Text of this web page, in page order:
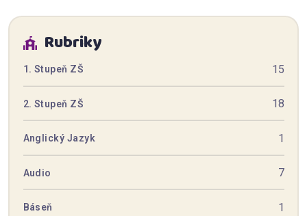
Rubriky
1. Stupeň ZŠ 15
2. Stupeň ZŠ 18
Anglický Jazyk 1
Audio 7
Báseň 1